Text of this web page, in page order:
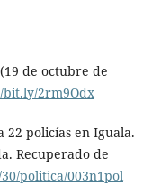
de octubre de
2rm9Odx
22 policías en Iguala.
Recuperado de
politica/003n1pol